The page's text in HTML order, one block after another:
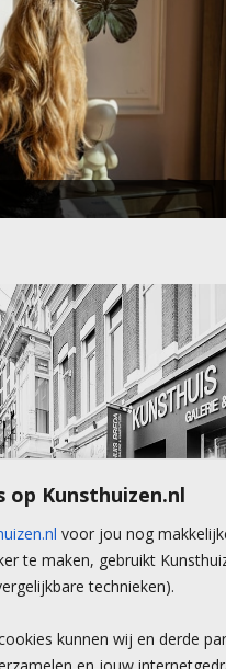
op Kunsthuizen.nl
voor jou nog
te maken, gebruikt
technieken).
kunnen wij en derde
11